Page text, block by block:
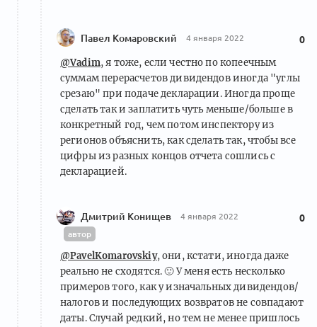
Павел Комаровский 4 января 2022 0
@Vadim, я тоже, если честно по копеечным
суммам перерасчетов дивидендов иногда "углы
срезаю" при подаче декларации. Иногда проще
сделать так и заплатить чуть меньше/больше в
конкретный год, чем потом инспектору из
регионов объяснить, как сделать так, чтобы все
цифры из разных концов отчета сошлись с
декларацией.
Дмитрий Конищев 4 января 2022
автор
0
@PavelKomarovskiy, они, кстати, иногда даже
реально не сходятся.🙂У меня есть несколько
примеров того, как у изначальных дивидендов/
налогов и последующих возвратов не совпадают
даты. Случай редкий, но тем не менее пришлось